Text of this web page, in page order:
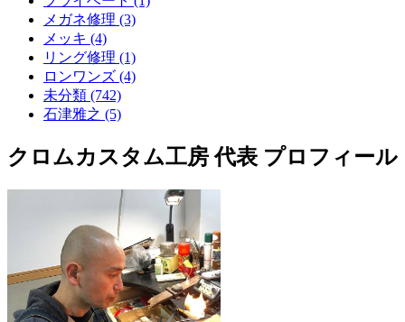
メガネ修理 (3)
メッキ (4)
リング修理 (1)
ロンワンズ (4)
未分類 (742)
石津雅之 (5)
クロムカスタム工房 代表 プロフィール